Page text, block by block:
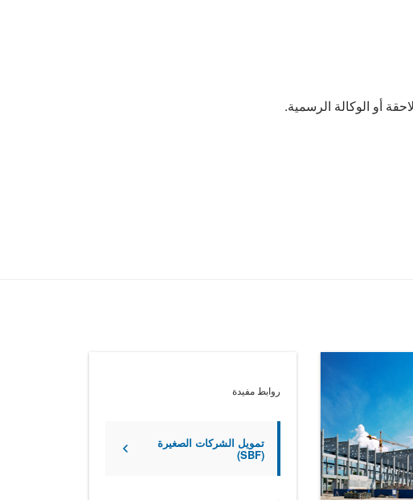
أو الوكالة الرسمية.
روابط مفيدة
تمويل الشركات الصغيرة
(SBF)